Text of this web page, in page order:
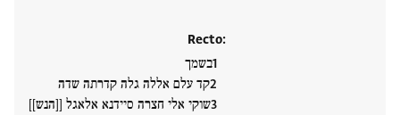
Recto:
בשמך
קד עלם אללה גלה קדרתה שדה
שוקי אלי חצרה סיידנא אלאגל [[הנש]]